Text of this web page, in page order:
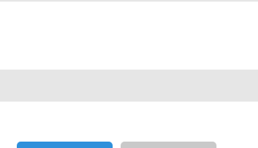
选择题